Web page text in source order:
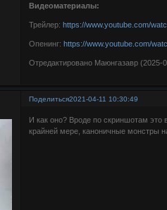
Видеоматериалы:
Трейлер:https://www.youtube.com/
Опенинг:https://www.youtube.com/
Отредактировано Маюнгазавр (2025-
Поделиться2021-04-11 10:30:49
И как оно? Вроде по скриншотам это
крайней мере, каноничные монстры